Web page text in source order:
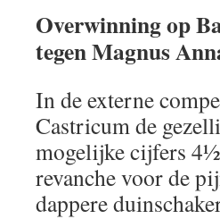
Overwinning op
tegen Magnus
In de externe
Castricum de
mogelijke cijfers
revanche voor de
dappere